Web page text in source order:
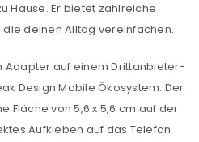
Hause. Er bietet zahlreiche
deinen Alltag vereinfachen.
Adapter auf einem Drittanbieter-
Design Mobile Ökosystem. Der
Fläche von 5,6 x 5,6 cm auf der
Aufkleben auf das Telefon